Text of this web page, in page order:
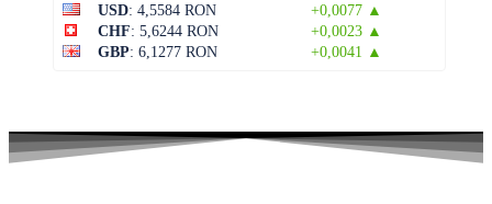
USD: 4,5584 RON
+0,0077 ▲
CHF: 5,6244 RON
+0,0023 ▲
GBP: 6,1277 RON +0,0041 ▲